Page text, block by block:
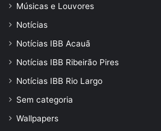
Músicas e Louvores
Notícias
Notícias IBB Acauã
Notícias IBB Ribeirão Pires
Notícias IBB Rio Largo
Sem categoria
Wallpapers